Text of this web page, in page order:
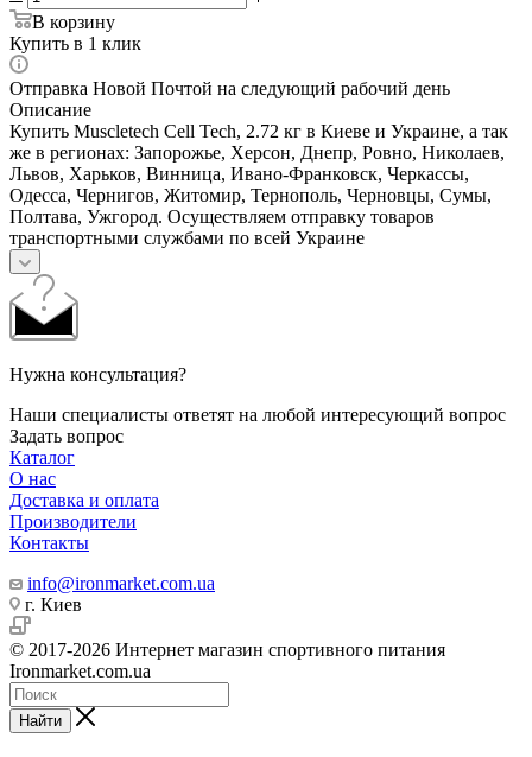
В корзину
Купить в 1 клик
Отправка Новой Почтой на следующий рабочий день
Описание
Купить Muscletech Cell Tech, 2.72 кг в Киеве и Украине, а так
же в регионах: Запорожье, Херсон, Днепр, Ровно, Николаев,
Львов, Харьков, Винница, Ивано-Франковск, Черкассы,
Одесса, Чернигов, Житомир, Тернополь, Черновцы, Сумы,
Полтава, Ужгород. Осуществляем отправку товаров
транспортными службами по всей Украине
Нужна консультация?
Наши специалисты ответят на любой интересующий вопрос
Задать вопрос
Каталог
О нас
Доставка и оплата
Производители
Контакты
info@ironmarket.com.ua
г. Киев
© 2017-2026 Интернет магазин спортивного питания
Ironmarket.com.ua
Найти